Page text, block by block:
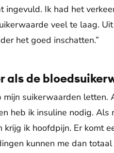
ingevuld. Ik had het
veel te laag.
het goed inschatten.”
als de
mijn suikerwaarden
heb ik insuline nodig.
krijg ik hoofdpijn. Er komt
kunnen me dan